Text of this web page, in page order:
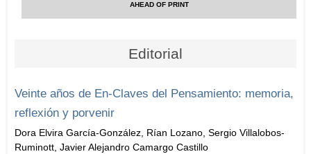
AHEAD OF PRINT
Editorial
Veinte años de En-Claves del Pensamiento: memoria,
reflexión y porvenir
Dora Elvira García-González, Rían Lozano, Sergio Villalobos-
Ruminott, Javier Alejandro Camargo Castillo